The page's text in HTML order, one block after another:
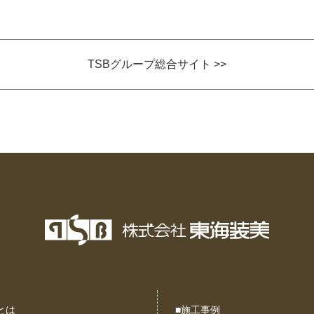
TSBグループ総合サイト >>
は ■施工事例